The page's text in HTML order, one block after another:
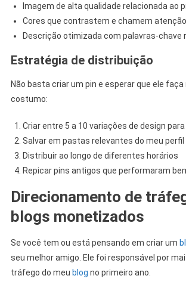
Imagem de alta qualidade relacionada ao
Cores que contrastem e chamem atenção
Descrição otimizada com palavras-chave
Estratégia de distribuição
Não basta criar um pin e esperar que ele faça
costumo:
Criar entre 5 a 10 variações de design
Salvar em pastas relevantes do meu perfil
Distribuir ao longo de diferentes horários
Repicar pins antigos que performaram
Direcionamento de
blogs monetizados
Se você tem ou está pensando em criar um
seu melhor amigo. Ele foi responsável por
tráfego do meu blog no primeiro ano.